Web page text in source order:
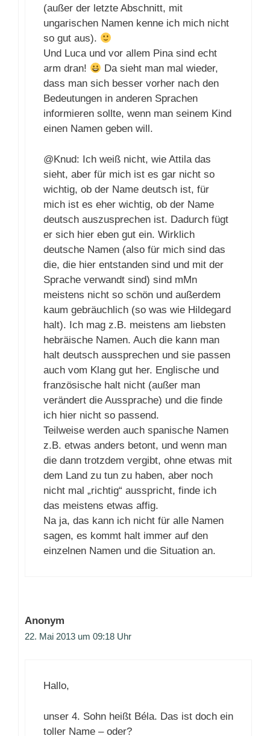
(außer der letzte Abschnitt, mit
ungarischen Namen kenne ich mich nicht
so gut aus).
Und Luca und vor allem Pina sind echt
arm dran!
Da sieht man mal wieder,
dass man sich besser vorher nach den
Bedeutungen in anderen Sprachen
informieren sollte, wenn man seinem Kind
einen Namen geben will.
@Knud: Ich weiß nicht, wie Attila das
sieht, aber für mich ist es gar nicht so
wichtig, ob der Name deutsch ist, für
mich ist es eher wichtig, ob der Name
deutsch auszusprechen ist. Dadurch fügt
er sich hier eben gut ein. Wirklich
deutsche Namen (also für mich sind das
die, die hier entstanden sind und mit der
Sprache verwandt sind) sind mMn
meistens nicht so schön und außerdem
kaum gebräuchlich (so was wie Hildegard
halt). Ich mag z.B. meistens am liebsten
hebräische Namen. Auch die kann man
halt deutsch aussprechen und sie passen
auch vom Klang gut her. Englische und
französische halt nicht (außer man
verändert die Aussprache) und die finde
ich hier nicht so passend.
Teilweise werden auch spanische Namen
z.B. etwas anders betont, und wenn man
die dann trotzdem vergibt, ohne etwas mit
dem Land zu tun zu haben, aber noch
nicht mal „richtig“ ausspricht, finde ich
das meistens etwas affig.
Na ja, das kann ich nicht für alle Namen
sagen, es kommt halt immer auf den
einzelnen Namen und die Situation an.
Anonym
22. Mai 2013 um 09:18 Uhr
Hallo,
unser 4. Sohn heißt Béla. Das ist doch ein
toller Name – oder?